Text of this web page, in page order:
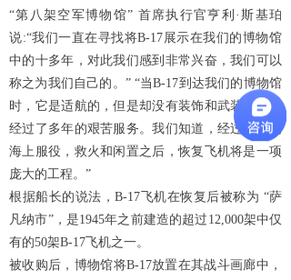
“第八架空军博物馆” 首席执行官亨利·斯基珀
说:“我们一直在寻找将B-17展示在我们的博物馆
中的十多年，对此我们感到非常兴奋，我们可以
称之为我们自己的。” “当B-17到达我们的博物馆
时，它是适航的，但是却没有装饰和武装，并且
经过了多年的艰苦服务。我们知道，经过多年的
海上服役，救火和闲置之后，恢复飞机将是一项
庞大的工程。”
根据船长的说法，B-17飞机在恢复后被称为 “萨
凡纳市”，是1945年之前建造的超过12,000架中仅
有的50架B-17飞机之一。
被收购后，博物馆将B-17放置在其战斗画廊中，